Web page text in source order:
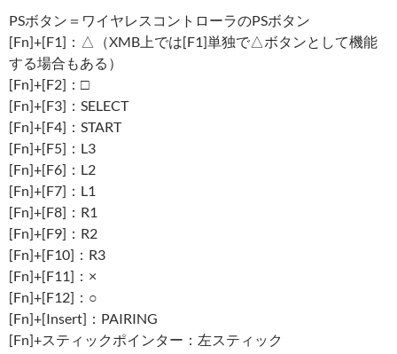
PSボタン＝ワイヤレスコントローラのPSボタン
[Fn]+[F1]：△（XMB上では[F1]単独で△ボタンとして機能
する場合もある）
[Fn]+[F2]：□
[Fn]+[F3]：SELECT
[Fn]+[F4]：START
[Fn]+[F5]：L3
[Fn]+[F6]：L2
[Fn]+[F7]：L1
[Fn]+[F8]：R1
[Fn]+[F9]：R2
[Fn]+[F10]：R3
[Fn]+[F11]：×
[Fn]+[F12]：○
[Fn]+[Insert]：PAIRING
[Fn]+スティックポインター：左スティック